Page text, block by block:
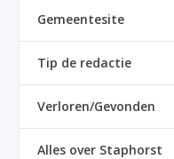
Gemeentesite
Tip de redactie
Verloren/Gevonden
Alles over Staphorst